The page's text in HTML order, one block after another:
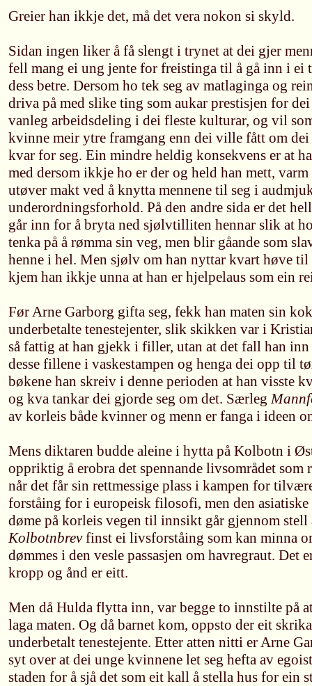
Greier han ikkje det, må det vera nokon si skyld.
Sidan ingen liker å få slengt i trynet at dei gjer
fell mang ei ung jente for freistinga til å gå inn i ei
dess betre. Dersom ho tek seg av matlaginga og
driva på med slike ting som aukar prestisjen for
vanleg arbeidsdeling i dei fleste kulturar, og vil
kvinne meir ytre framgang enn dei ville fått om dei
kvar for seg. Ein mindre heldig konsekvens er at
med dersom ikkje ho er der og held han mett,
utøver makt ved å knytta mennene til seg i
underordningsforhold. På den andre sida er det
går inn for å bryta ned sjølvtilliten hennar slik at
tenka på å rømma sin veg, men blir gåande som
henne i hel. Men sjølv om han nyttar kvart høve til
kjem han ikkje unna at han er hjelpelaus som ein
Før Arne Garborg gifta seg, fekk han maten sin
underbetalte tenestejenter, slik skikken var i
så fattig at han gjekk i filler, utan at det fall han
desse fillene i vaskestampen og henga dei opp til
bøkene han skreiv i denne perioden at han visste
og kva tankar dei gjorde seg om det. Særleg
av korleis både kvinner og menn er fanga i ideen
Mens diktaren budde aleine i hytta på Kolbotn i
oppriktig å erobra det spennande livsområdet som
når det får sin rettmessige plass i kampen for
forståing for i europeisk filosofi, men den asiatiske
døme på korleis vegen til innsikt går gjennom
Kolbotnbrevfinst ei livsforståing som kan minna
dømmes i den vesle passasjen om havregraut. Det
kropp og ånd er eitt.
Men då Hulda flytta inn, var begge to innstilte på
laga maten. Og då barnet kom, oppsto der eit
underbetalt tenestejente. Etter atten nitti er Arne
syt over at dei unge kvinnene let seg hefta av
staden for å sjå det som eit kall å stella hus for ein